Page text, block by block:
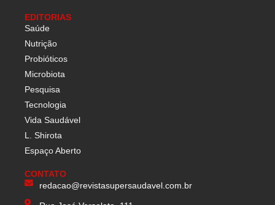
EDITORIAS
Saúde
Nutrição
Probióticos
Microbiota
Pesquisa
Tecnologia
Vida Saudável
L. Shirota
Espaço Aberto
CONTATO
redacao@revistasupersaudavel.com.br